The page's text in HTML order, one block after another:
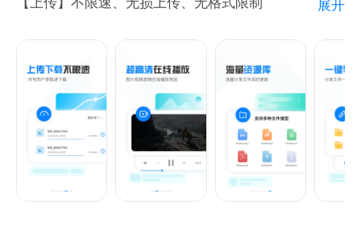
词或短语，即可在不离开该网页的情况下发起 Google
搜索。
使用 Google 安全浏览功能保护手机。Chrome 内置
了 Google 安全浏览功能。当您尝试访问危险网站或下
载危险文件时，该功能会向您显示警告以保护手机的安
全。
快速下载并离线查看网页和视频。Chrome 有一个专
【分享】无格式限制、分享文件500MB免登录下载
【预览】原画视频在线播放、大文件在线预览
【发现】APP内自带资源广场，发现订阅资源
了解更多产品进展，欢迎关注以下渠道:
官网：feijipan.com
微信公众号：小飞机网盘
展开